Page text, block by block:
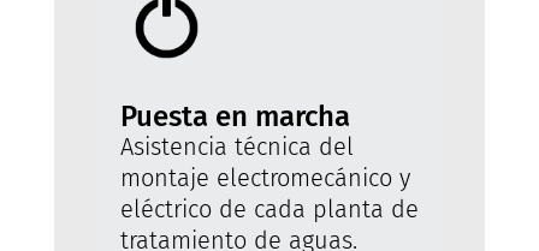
Puesta en marcha
Asistencia técnica del
montaje electromecánico y
eléctrico de cada planta de
tratamiento de aguas.